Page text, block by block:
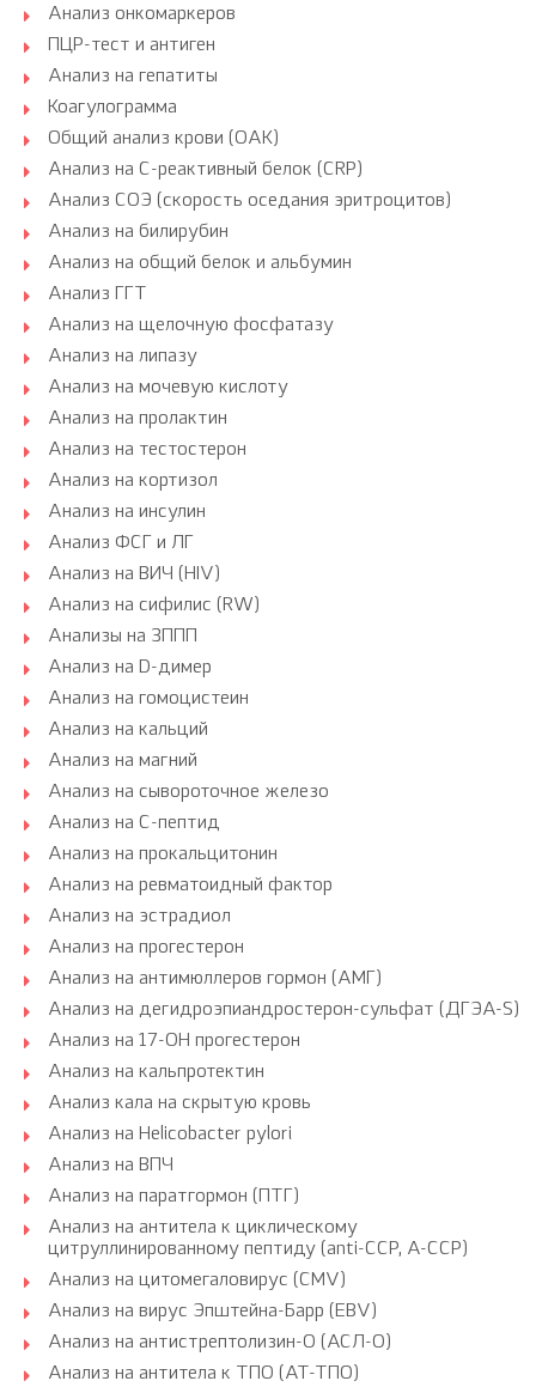
Анализ онкомаркеров
ПЦР-тест и антиген
Анализ на гепатиты
Коагулограмма
Общий анализ крови (ОАК)
Анализ на С-реактивный белок (CRP)
Анализ СОЭ (скорость оседания эритроцитов)
Анализ на билирубин
Анализ на общий белок и альбумин
Анализ ГГТ
Анализ на щелочную фосфатазу
Анализ на липазу
Анализ на мочевую кислоту
Анализ на пролактин
Анализ на тестостерон
Анализ на кортизол
Анализ на инсулин
Анализ ФСГ и ЛГ
Анализ на ВИЧ (HIV)
Анализ на сифилис (RW)
Анализы на ЗППП
Анализ на D-димер
Анализ на гомоцистеин
Анализ на кальций
Анализ на магний
Анализ на сывороточное железо
Анализ на С-пептид
Анализ на прокальцитонин
Анализ на ревматоидный фактор
Анализ на эстрадиол
Анализ на прогестерон
Анализ на антимюллеров гормон (АМГ)
Анализ на дегидроэпиандростерон-сульфат (ДГЭА-S)
Анализ на 17-ОН прогестерон
Анализ на кальпротектин
Анализ кала на скрытую кровь
Анализ на Helicobacter pylori
Анализ на ВПЧ
Анализ на паратгормон (ПТГ)
Анализ на антитела к циклическому
цитруллинированному пептиду (anti-CCP, A-CCP)
Анализ на цитомегаловирус (CMV)
Анализ на вирус Эпштейна-Барр (EBV)
Анализ на антистрептолизин-О (АСЛ-О)
Анализ на антитела к ТПО (АТ-ТПО)